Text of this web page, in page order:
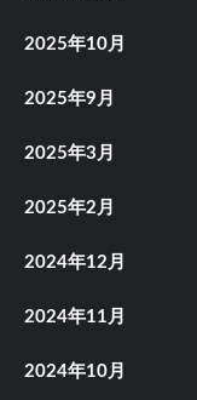
2025年10月
2025年9月
2025年3月
2025年2月
2024年12月
2024年11月
2024年10月